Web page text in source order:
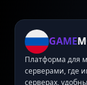
GAME
Платформа для
серверами, где
серверах,